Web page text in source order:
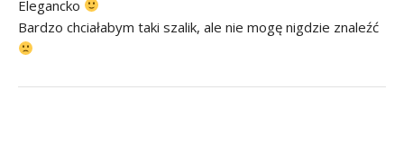
Elegancko
Bardzo chciałabym taki szalik, ale nie mogę nigdzie znaleźć